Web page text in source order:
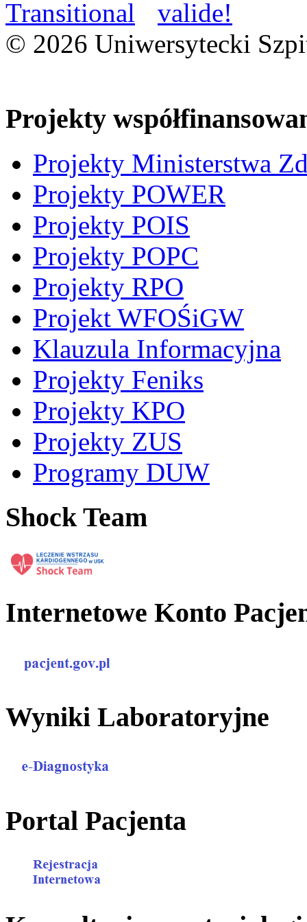
© 2026 Uniwersytecki
Projekty
Projekty Ministerstwa
Projekty POWER
Projekty POIS
Projekty POPC
Projekty RPO
Projekt WFOŚiGW
Klauzula Informacyjna
Projekty Feniks
Projekty KPO
Projekty ZUS
Programy DUW
Shock Team
Internetowe Konto
Wyniki Laboratoryjne
Portal Pacjenta